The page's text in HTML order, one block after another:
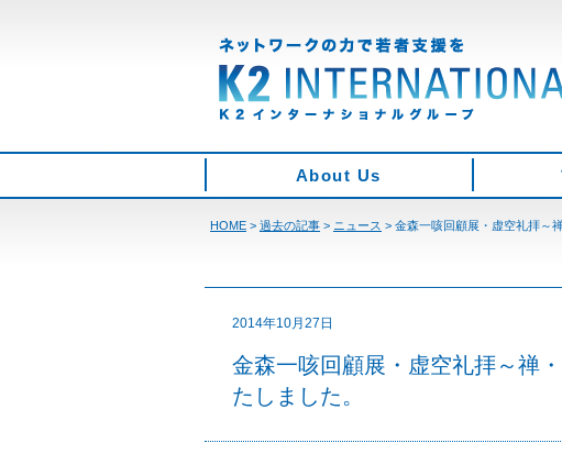
About Us
HOME > 過去の記事 > ニュース > 金森一咳回顧展・虚空礼拝～
2014年10月27日
金森一咳回顧展・虚空礼拝～禅
たしました。